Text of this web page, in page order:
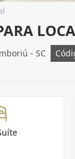
- SC